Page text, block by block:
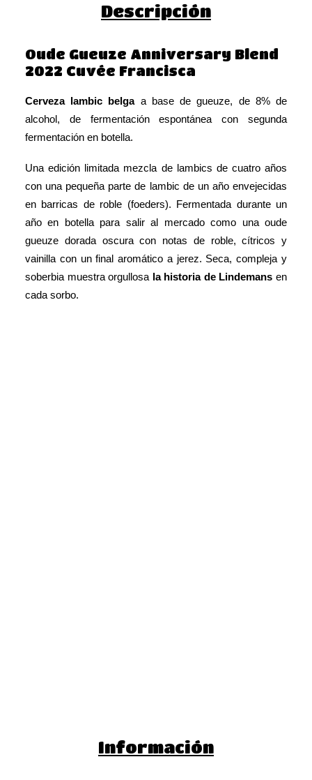
Descripción
Oude Gueuze Anniversary Blend
2022 Cuvée Francisca
Cerveza lambic belga a base degueuze, de 8% de
alcohol, de fermentación espontánea con segunda
fermentación en botella.
Una edición limitada mezcla de lambics de cuatro años
con una pequeña parte de lambic de un año envejecidas
en barricas de roble (foeders). Fermentada durante un
año en botella para salir al mercado como una oude
gueuze dorada oscura con notas de roble, cítricos y
vainilla con un final aromático a jerez. Seca, compleja y
soberbia muestra orgullosa la historia de Lindemans en
cada sorbo.
Información